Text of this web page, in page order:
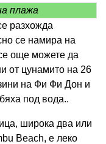
плажа
разхожда
се намира на
още можете да
от цунамито на 26
на Фи Фи Дон и
под вода..
широка два или
Beach, е леко